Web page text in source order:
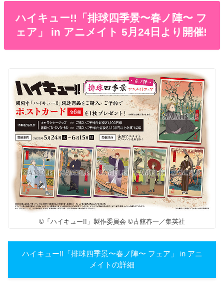
ハイキュー!!「排球四季景〜春ノ陣〜 フ
ェア」 in アニメイト 5月24日より開催!
©「ハイキュー!!」製作委員会 ©古舘春一／集英社
ハイキュー!!「排球四季景〜春ノ陣〜 フェア」 in アニ
メイトの詳細